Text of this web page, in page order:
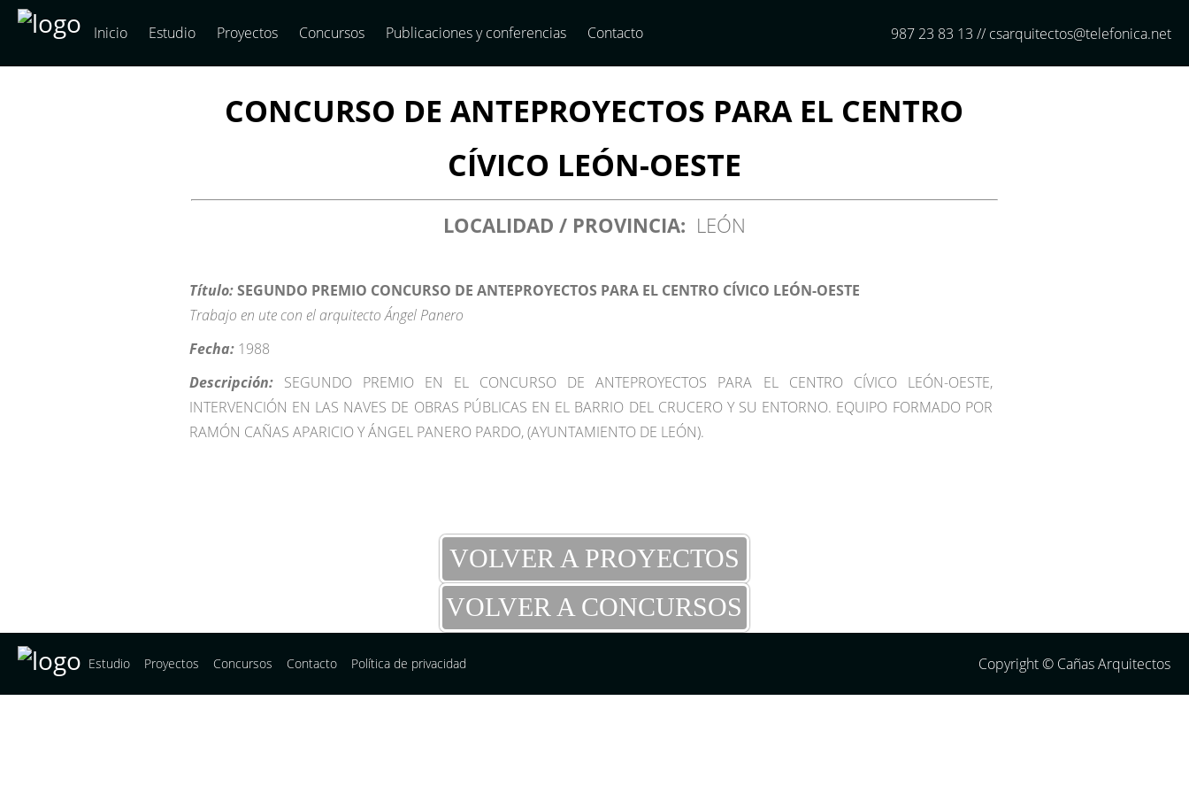
Inicio Estudio Proyectos Concursos Publicaciones y conferencias Contacto 987 23 83 13 // csarquitectos@telefonica.net
CONCURSO DE ANTEPROYECTOS PARA EL CENTRO
CÍVICO LEÓN-OESTE
LOCALIDAD / PROVINCIA: LEÓN
Título:SEGUNDO PREMIO CONCURSO DE ANTEPROYECTOS PARA EL CENTRO CÍVICO LEÓN-OESTE
Trabajo en ute con el arquitecto Ángel Panero
Fecha: 1988
Descripción:
SEGUNDO PREMIO EN EL CONCURSO DE ANTEPROYECTOS PARA EL CENTRO CÍVICO LEÓN-OESTE,
INTERVENCIÓN EN LAS NAVES DE OBRAS PÚBLICAS EN EL BARRIO DEL CRUCERO Y SU ENTORNO. EQUIPO FORMADO POR
RAMÓN CAÑAS APARICIO Y ÁNGEL PANERO PARDO, (AYUNTAMIENTO DE LEÓN).
VOLVER A PROYECTOS
VOLVER A CONCURSOS
Estudio Proyectos Concursos Contacto Política de privacidad Copyright © Cañas Arquitectos